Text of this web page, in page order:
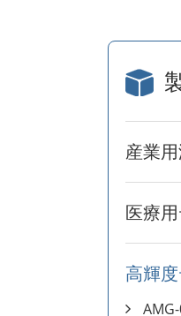
産業
医療
高輝